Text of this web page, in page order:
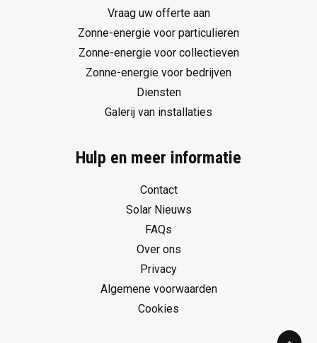
Vraag uw offerte aan
Zonne-energie voor particulieren
Zonne-energie voor collectieven
Zonne-energie voor bedrijven
Diensten
Galerij van installaties
Hulp en meer informatie
Contact
Solar Nieuws
FAQs
Over ons
Privacy
Algemene voorwaarden
Cookies